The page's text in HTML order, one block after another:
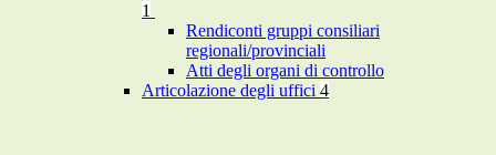
1
Rendiconti gruppi consiliari
regionali/provinciali
Atti degli organi di controllo
Articolazione degli uffici 4